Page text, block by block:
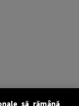
să rămână